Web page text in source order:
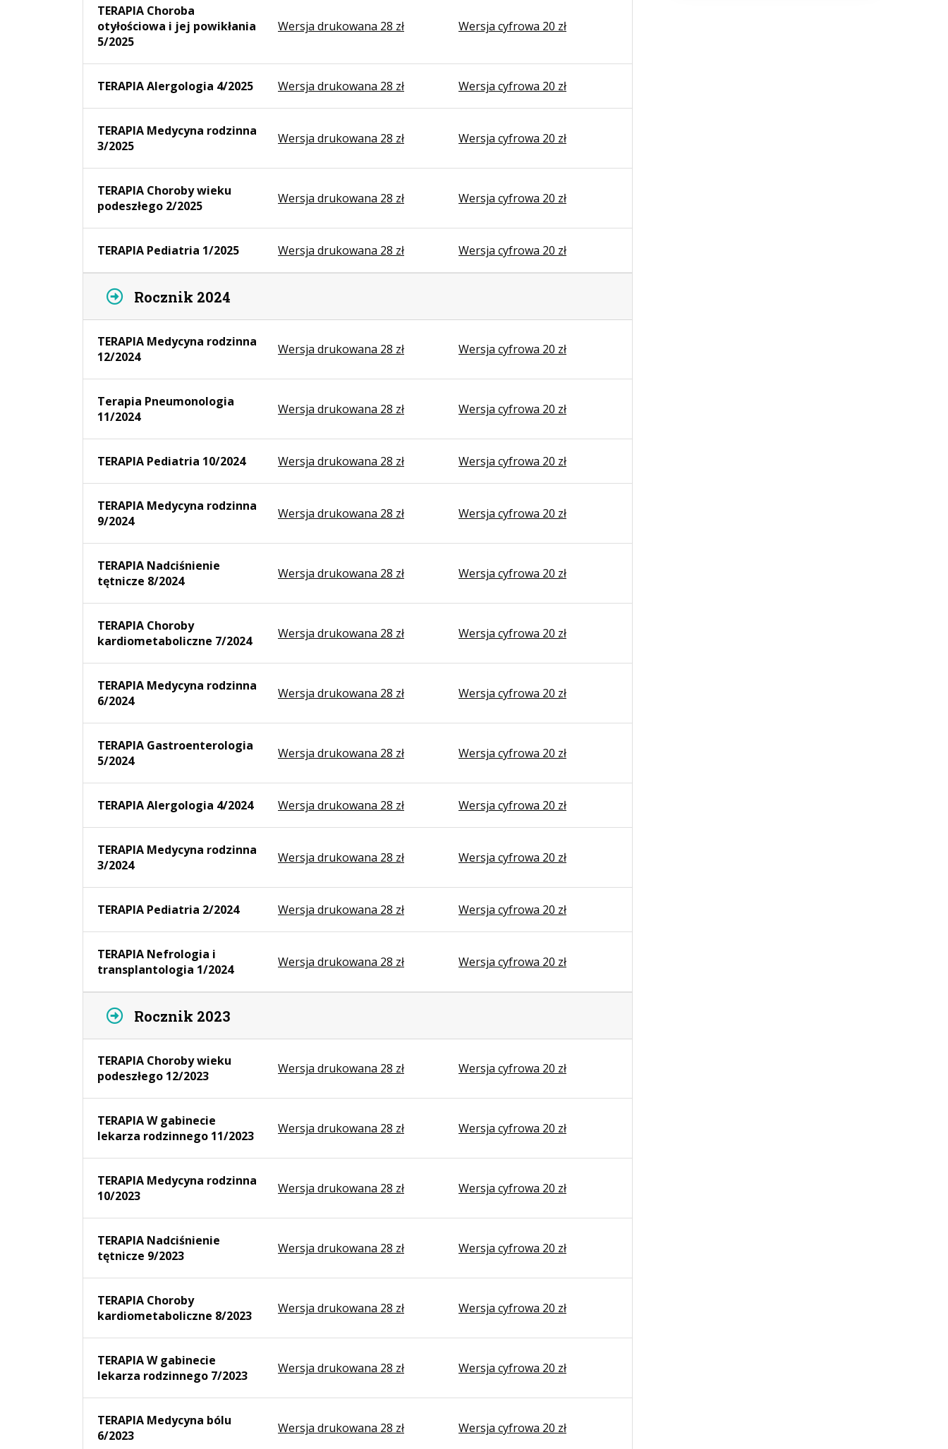
TERAPIA Choroba
otyłościowa i jej powikłania
5/2025
Wersja drukowana 28 zł Wersja cyfrowa 20 zł
TERAPIA Alergologia 4/2025 Wersja drukowana 28 zł Wersja cyfrowa 20 zł
TERAPIA Medycyna rodzinna
3/2025
Wersja drukowana 28 zł Wersja cyfrowa 20 zł
TERAPIA Choroby wieku
podeszłego 2/2025
Wersja drukowana 28 zł Wersja cyfrowa 20 zł
TERAPIA Pediatria 1/2025 Wersja drukowana 28 zł Wersja cyfrowa 20 zł
Rocznik 2024
TERAPIA Medycyna rodzinna
12/2024
Wersja drukowana 28 zł Wersja cyfrowa 20 zł
Terapia Pneumonologia
11/2024
Wersja drukowana 28 zł Wersja cyfrowa 20 zł
TERAPIA Pediatria 10/2024 Wersja drukowana 28 zł Wersja cyfrowa 20 zł
TERAPIA Medycyna rodzinna
9/2024
Wersja drukowana 28 zł Wersja cyfrowa 20 zł
TERAPIA Nadciśnienie
tętnicze 8/2024
Wersja drukowana 28 zł Wersja cyfrowa 20 zł
TERAPIA Choroby
kardiometaboliczne 7/2024
Wersja drukowana 28 zł Wersja cyfrowa 20 zł
TERAPIA Medycyna rodzinna
6/2024
Wersja drukowana 28 zł Wersja cyfrowa 20 zł
TERAPIA Gastroenterologia
5/2024
Wersja drukowana 28 zł Wersja cyfrowa 20 zł
TERAPIA Alergologia 4/2024 Wersja drukowana 28 zł Wersja cyfrowa 20 zł
TERAPIA Medycyna rodzinna
3/2024
Wersja drukowana 28 zł Wersja cyfrowa 20 zł
TERAPIA Pediatria 2/2024 Wersja drukowana 28 zł Wersja cyfrowa 20 zł
TERAPIA Nefrologia i
transplantologia 1/2024
Wersja drukowana 28 zł Wersja cyfrowa 20 zł
Rocznik 2023
TERAPIA Choroby wieku
podeszłego 12/2023
Wersja drukowana 28 zł Wersja cyfrowa 20 zł
TERAPIA W gabinecie
lekarza rodzinnego 11/2023
Wersja drukowana 28 zł Wersja cyfrowa 20 zł
TERAPIA Medycyna rodzinna
10/2023
Wersja drukowana 28 zł Wersja cyfrowa 20 zł
TERAPIA Nadciśnienie
tętnicze 9/2023
Wersja drukowana 28 zł Wersja cyfrowa 20 zł
TERAPIA Choroby
kardiometaboliczne 8/2023
Wersja drukowana 28 zł Wersja cyfrowa 20 zł
TERAPIA W gabinecie
lekarza rodzinnego 7/2023
Wersja drukowana 28 zł Wersja cyfrowa 20 zł
TERAPIA Medycyna bólu
6/2023
Wersja drukowana 28 zł Wersja cyfrowa 20 zł